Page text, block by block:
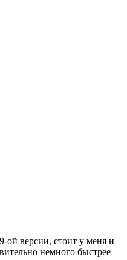
ой версии, стоит у меня и
немного быстрее